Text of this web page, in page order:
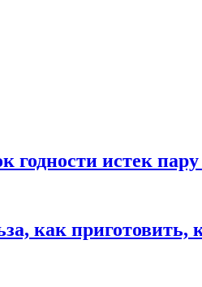
годности истек пару
как приготовить,